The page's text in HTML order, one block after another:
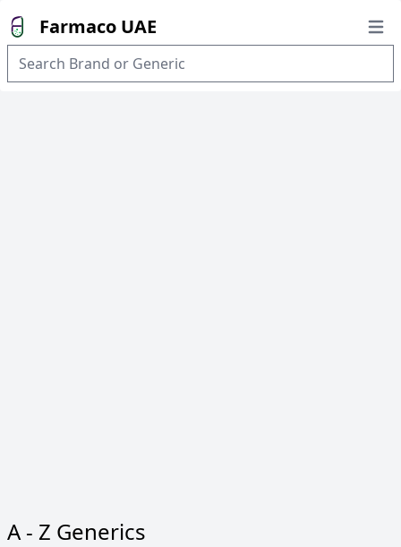
Farmaco UAE
A - Z Generics